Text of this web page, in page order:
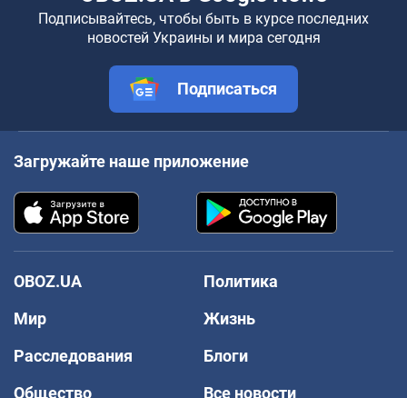
Подписывайтесь, чтобы быть в курсе последних
новостей Украины и мира сегодня
Подписаться
Загружайте наше приложение
OBOZ.UA
Политика
Мир
Жизнь
Расследования
Блоги
Общество
Все новости